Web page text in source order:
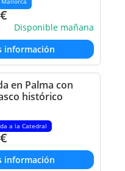
€
Disponible mañana
información
en Palma con
histórico
a la Catedral
€
información